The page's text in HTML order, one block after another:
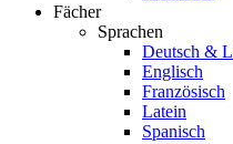
Fächer
Sprachen
Deutsch &
Englisch
Französisch
Latein
Spanisch